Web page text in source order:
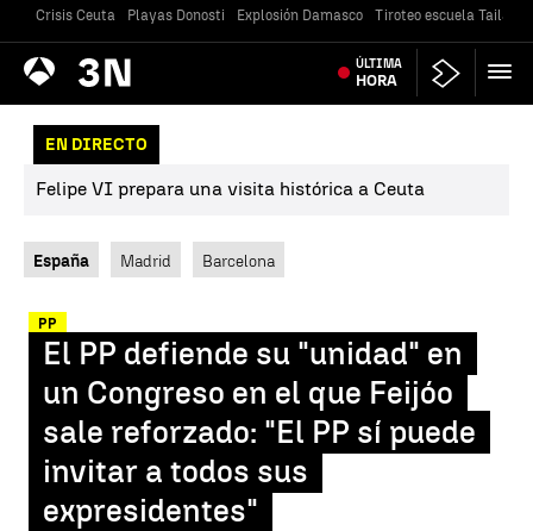
Crisis Ceuta Playas Donosti Explosión Damasco Tiroteo escuela
Antena
3 Noticias ÚLTIMA
HORA
EN DIRECTO
Felipe VI prepara una visita histórica a Ceuta
España Madrid Barcelona
PP
El PP defiende su "unidad" en
un Congreso en el que Feijóo
sale reforzado: "El PP sí puede
invitar a todos sus
expresidentes"